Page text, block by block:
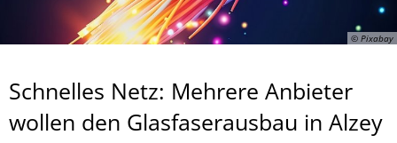
© Pixabay
Schnelles Netz: Mehrere Anbieter
wollen den Glasfaserausbau in Alzey